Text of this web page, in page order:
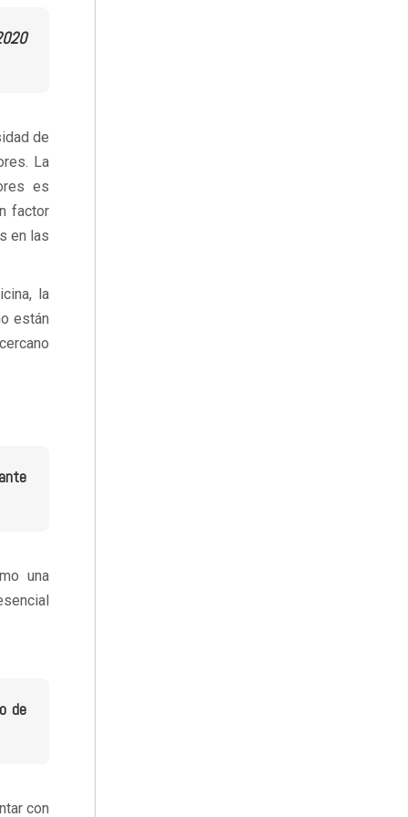
de
La
es
factor
en las
la
están
una
de
con